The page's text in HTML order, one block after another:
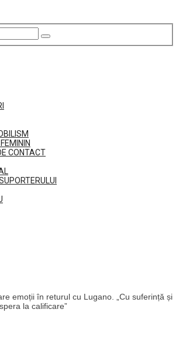
CONTACT
emoții în returul cu Lugano. „Cu suferință și
la calificare”